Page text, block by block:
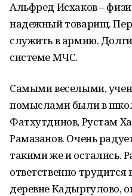
Альфред Исхаков –
надежный товарищ.
служить в армию.
системе МЧС.
Самыми веселыми,
помыслами были в
Фатхутдинов, Рустам
Рамазанов. Очень
такими же и остались.
ответственно трудится
деревне Кадыргулово,